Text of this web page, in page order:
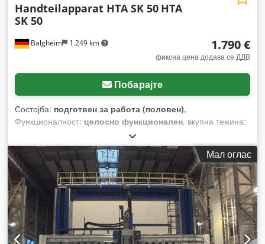
Balgheim 1.249 km
Handteilapparat HTA SK 50 HTA
SK 50
1.790 €
фиксна цена додава се ДДВ
Побарајте
Состојба: подготвен за работа (половен),
Функционалност: целосно функционален, вкупна тежина:
125 мм
патеката:3 мм,
Мал оглас